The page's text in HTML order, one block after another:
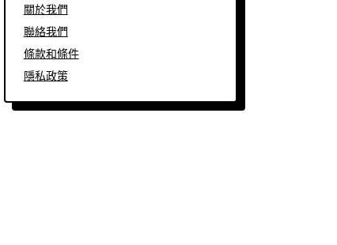
關於我們
聯絡我們
條款和條件
隱私政策